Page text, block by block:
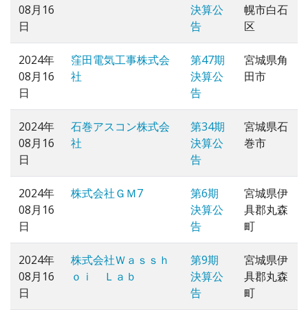
08月16
日
決算公
告
幌市白石
区
2024年
08月16
日
窪田電気工事株式会
社
第47期
決算公
告
宮城県角
田市
2024年
08月16
日
石巻アスコン株式会
社
第34期
決算公
告
宮城県石
巻市
2024年
08月16
日
株式会社ＧＭ7
第6期
決算公
告
宮城県伊
具郡丸森
町
2024年
08月16
日
株式会社Ｗａｓｓｈ
ｏｉ Ｌａｂ
第9期
決算公
告
宮城県伊
具郡丸森
町